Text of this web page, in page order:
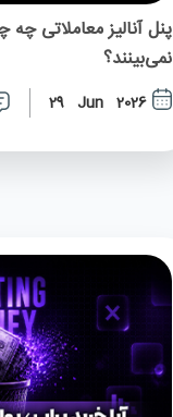
پنل آنالیز معاملاتی چه
نمی‌بینند؟
29 Jun 2026